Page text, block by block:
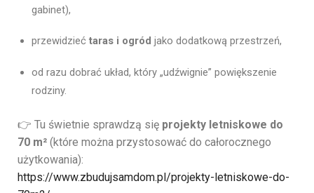
gabinet),
przewidzieć taras i ogród jako dodatkową przestrzeń,
od razu dobrać układ, który „udźwignie” powiększenie
rodziny.
👉 Tu świetnie sprawdzą się projekty letniskowe do
70 m² (które można przystosować do całorocznego
użytkowania):
https://www.zbudujsamdom.pl/projekty-letniskowe-do-